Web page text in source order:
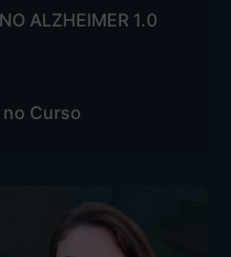
ALZHEIMER 1.0
Curso